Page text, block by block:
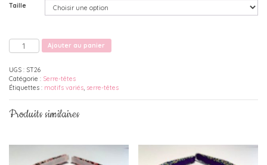
Taille
quantité
de
tête
blanc
à
Ajouter au panier
UGS : ST26
Catégorie : Serre-têtes
Étiquettes : motifs variés serre-têtes
Produits similaires